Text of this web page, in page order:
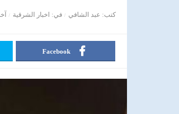
كتب عبد الشافي في اخبار الشرقية
Facebook